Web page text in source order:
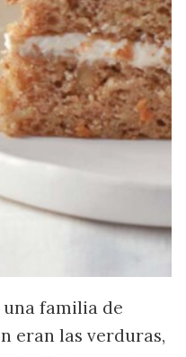
familia de
eran las verduras,